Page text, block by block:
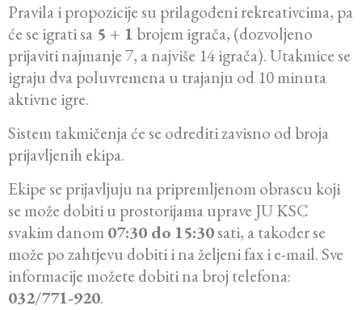
Pravila i propozicije su prilagođeni rekreativcima, pa
će se igrati sa 5 + 1 brojem igrača, (dozvoljeno
prijaviti najmanje 7, a najviše 14 igrača). Utakmice se
igraju dva poluvremena u trajanju od 10 minuta
aktivne igre.
Sistem takmičenja će se odrediti zavisno od broja
prijavljenih ekipa.
Ekipe se prijavljuju na pripremljenom obrascu koji
se može dobiti u prostorijama uprave JU KSC
svakim danom07:30 do 15:30sati, a također se
može po zahtjevu dobiti i na željeni fax i e-mail. Sve
informacije možete dobiti na broj telefona:
032/771-920.